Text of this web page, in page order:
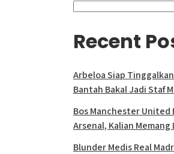
Recent
Arbeloa Siap
Bantah Bakal Jadi Staf
Bos Manchester United
Arsenal, Kalian Memang
Blunder Medis Real